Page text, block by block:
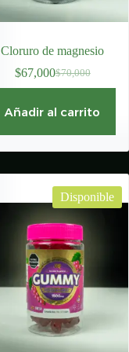
Cloruro de magnesio
$70,000
El
original
$70,000.
$67,000El
actual
$67,000.
Añadir al carrito
Disponible